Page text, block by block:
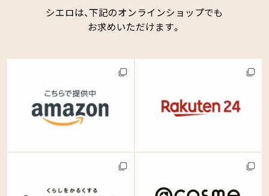
シエロは、下記のオンラインショップでも
お求めいただけます。